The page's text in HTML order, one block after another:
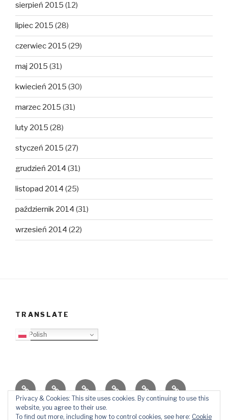
sierpień 2015 (12)
lipiec 2015 (28)
czerwiec 2015 (29)
maj 2015 (31)
kwiecień 2015 (30)
marzec 2015 (31)
luty 2015 (28)
styczeń 2015 (27)
grudzień 2014 (31)
listopad 2014 (25)
październik 2014 (31)
wrzesień 2014 (22)
TRANSLATE
Polish
O
blogu
Top
Lista
Ewangelizacja
Father
Daniel
Video
Blog
PB
KontaktŚlady
Privacy & Cookies: This site uses cookies. By continuing to use this
website, you agree to their use.
To find out more, including how to control cookies, see here: Cookie